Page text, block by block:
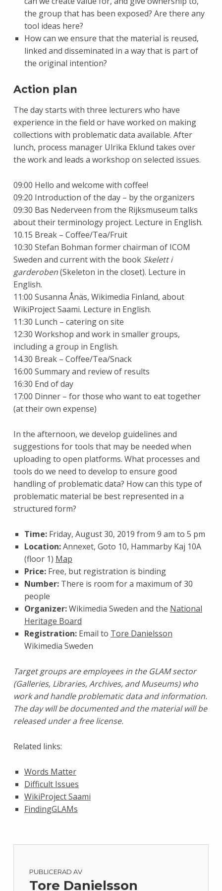
the group that has been exposed? Are there any
tool ideas here?
How can we ensure that the material is reused,
linked and disseminated in a way that is part of
the original intention?
Action plan
The day starts with three lecturers who have
experience in the field or have worked on making
collections with problematic data available. After
lunch, process manager Ulrika Eklund takes over
the work and leads a workshop on selected issues.
09:00 Hello and welcome with coffee!
09:20 Introduction of the day – by the organizers
09:30 Bas Nederveen from the Rijksmuseum talks
about their terminology project. Lecture in English.
10.15 Break – Coffee/Tea/Fruit
10:30 Stefan Bohman former chairman of ICOM
Sweden and current with the book Skelett i
garderoben(Skeleton in the closet). Lecture in
English.
11:00 Susanna Ånäs, Wikimedia Finland, about
WikiProject Saami. Lecture in English.
11:30 Lunch – catering on site
12:30 Workshop and work in smaller groups,
including a group in English.
14.30 Break – Coffee/Tea/Snack
16:00 Summary and review of results
16:30 End of day
17:00 Dinner – for those who want to eat together
(at their own expense)
In the afternoon, we develop guidelines and
suggestions for tools that may be needed when
uploading to open platforms. What processes and
tools do we need to develop to ensure good
handling of problematic data? How can this type of
problematic material be best represented in a
structured form?
Time: Friday, August 30, 2019 from 9 am to 5 pm
Location:Annexet, Goto 10, Hammarby Kaj 10A
(floor 1) Map
Price:Free, but registration is binding
Number: There is room for a maximum of 30
people
Organizer:Wikimedia Sweden and the National
Heritage Board
Registration:Email to Tore Danielsson
Wikimedia Sweden
Target groups are employees in the GLAM sector
(Galleries, Libraries, Archives, and Museums) who
work and handle problematic data and information.
The day will be documented and the material will be
released under a free license.
Related links:
Words Matter
Difficult Issues
WikiProject Saami
FindingGLAMs
PUBLICERAD AV
Tore Danielsson